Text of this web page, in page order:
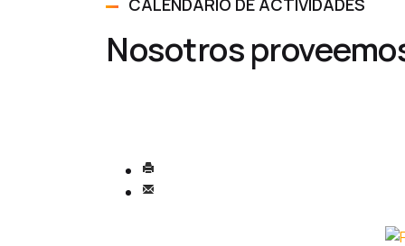
CALENDARIO DE ACTIVIDADES
Nosotros